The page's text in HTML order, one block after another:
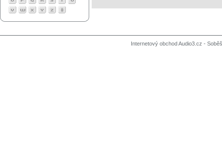
Internetový obchod Audio3.cz -